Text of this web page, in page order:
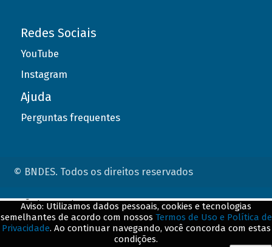
Redes Sociais
YouTube
Instagram
Ajuda
Perguntas frequentes
© BNDES. Todos os direitos reservados
Aviso: Utilizamos dados pessoais, cookies e tecnologias
semelhantes de acordo com nossos Termos de Uso e Política de
Privacidade. Ao continuar navegando, você concorda com estas
condições.
ConteÃºdo complementar
${title}${badge}